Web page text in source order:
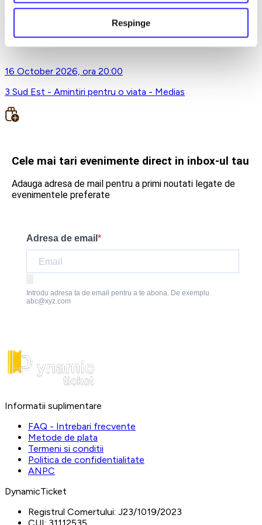
Respinge
Earlybird
Vezi mai puțin
16 October 2026, ora 20:00
3 Sud Est - Amintiri pentru o viata - Medias
Cele mai tari evenimente direct in inbox-ul tau
Adauga adresa de mail pentru a primi noutati legate de
evenimentele preferate
Adresa de email
Introdu adresa ta de email pentru a te abona. De exemplu
abc@xyz.com
Informatii suplimentare
FAQ - Intrebari frecvente
Metode de plata
Termeni si conditii
Politica de confidentialitate
ANPC
DynamicTicket
Registrul Comertului: J23/1019/2023